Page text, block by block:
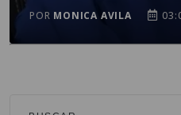
POR MONICA AVILA